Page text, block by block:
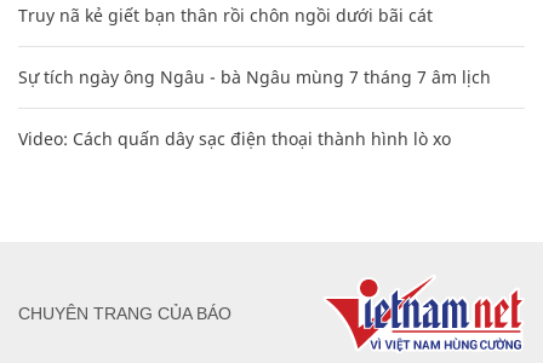
Truy nã kẻ giết bạn thân rồi chôn ngồi dưới bãi cát
Sự tích ngày ông Ngâu - bà Ngâu mùng 7 tháng 7 âm lịch
Video: Cách quấn dây sạc điện thoại thành hình lò xo
CHUYÊN TRANG CỦA BÁO